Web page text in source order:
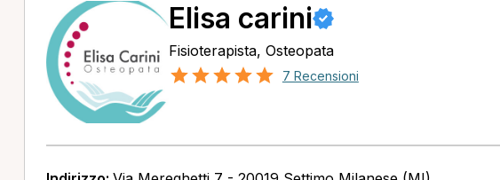
Elisa carini
Fisioterapista, Osteopata
7 Recensioni